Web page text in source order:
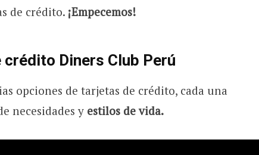
de crédito. ¡Empecemos!
Diners Club Perú
opciones de tarjetas de crédito, cada una
necesidades y estilos de vida.